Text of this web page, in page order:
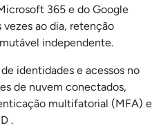
365 e do Google
ao dia, retenção
independente.
identidades e acessos no
de nuvem conectados,
multifatorial (MFA) e
.